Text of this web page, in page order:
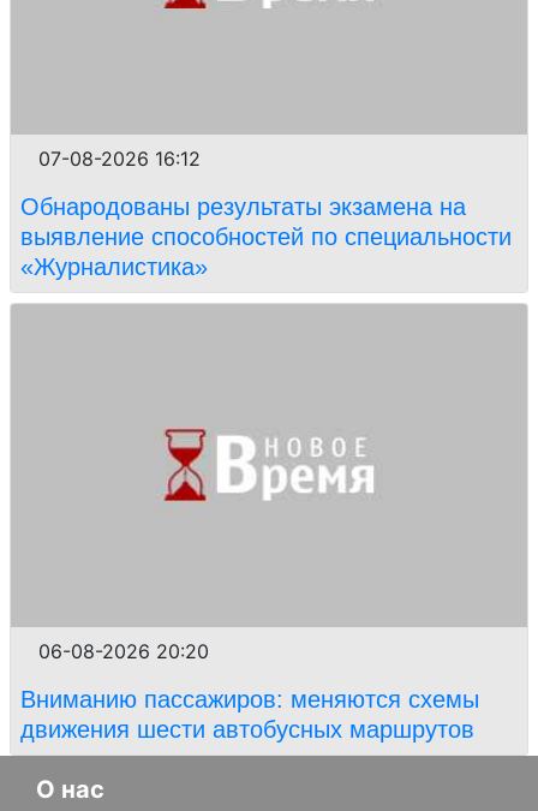
07-08-2026 16:12
Обнародованы результаты экзамена на
выявление способностей по специальности
«Журналистика»
06-08-2026 20:20
Вниманию пассажиров: меняются схемы
движения шести автобусных маршрутов
О нас